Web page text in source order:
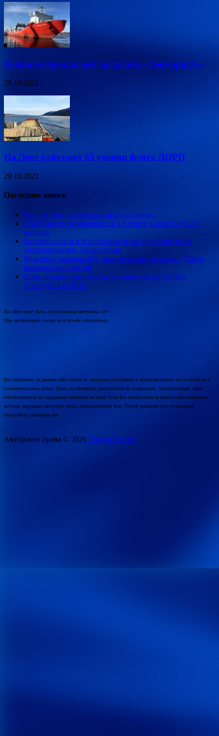
Рыбакам предлагают загрузить «Севморпуть»
29.10.2021
На Лене работают 65 единиц флота ЛОРП
29.10.2021
Последние записи
На юге Англии столкнулись два поезда
СМИ: число отравившихся в Египте выросло до 200
человек
Отравившихся в египетском отеле туристов лечат
«непонятными» лекарствами
Мужчина, напавший с ножом на пассажиров в Токио,
раскрыл свой мотив
Семь человек погибли на вечеринках по случаю
Хэллоуина в США
На сайте могут быть опубликованы материалы 18+!
При цитировании ссылка на источник обязательна.
Все материалы на данном сайте взяты из открытых источников и предоставляются исключительно в
ознакомительных целях. Права на материалы принадлежат их владельцам. Администрация сайта
ответственности за содержание материала не несет. Если Вы обнаружили на нашем сайте материалы,
которые нарушают авторские права, принадлежащие Вам, Вашей компании или организации,
пожалуйста, сообщите нам.
Авторские права © 2026 Chrono Travel..